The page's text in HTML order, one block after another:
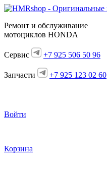
Ремонт и обслуживание
мотоциклов HONDA
Сервис +7 925 506 50 96
Запчасти +7 925 123 02 60
Войти
Корзина